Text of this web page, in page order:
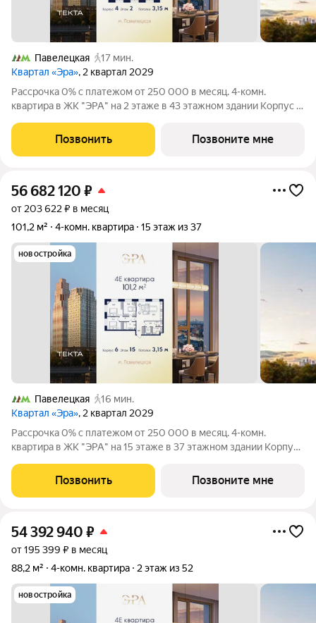
Павелецкая
17 мин.
Квартал «Эра», 2 квартал 2029
Рассрочка 0% с платежом от 250 000 в месяц. 4-комн.
квартира в ЖК "ЭРА" на 2 этаже в 43 этажном здании Корпус 4.
3.15 м. Современный премиум-квартал ЭРА на Дербеневской
набережной,
Позвонить Позвоните мне
56 682 120 ₽
от 203 622 ₽ в месяц
101,2 м²
4-комн. квартира 15 этаж из 37
новостройка
Павелецкая
16 мин.
Квартал «Эра», 2 квартал 2029
Рассрочка 0% с платежом от 250 000 в месяц. 4-комн.
квартира в ЖК "ЭРА" на 15 этаже в 37 этажном здании Корпус
потолков 3.15 м. Современный премиум-квартал ЭРА на
Дербеневской набережной,
Позвонить Позвоните мне
54 392 940 ₽
от 195 399 ₽ в месяц
88,2 м²
4-комн. квартира 2 этаж из 52
новостройка